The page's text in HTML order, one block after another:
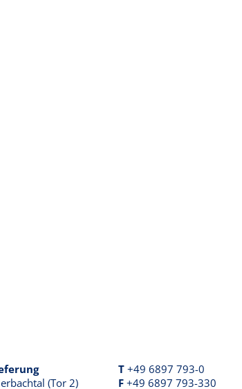
(Tor 2)
T +49 6897 793-0
F +49 6897 793-330